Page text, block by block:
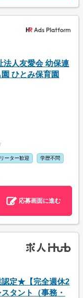
法人友愛会 幼保連
ひとみ保育園
ーター歓迎 学歴不問
応募画面に進む
定★【完全週休2
タント（事務・